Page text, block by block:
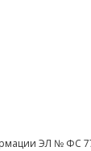
ЭЛ №